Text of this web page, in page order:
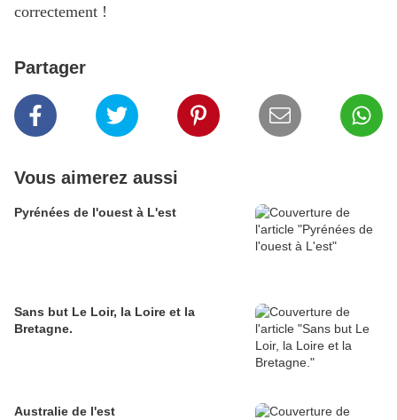
correctement !
Partager
Vous aimerez aussi
Pyrénées de l'ouest à L'est
Sans but Le Loir, la Loire et la
Bretagne.
Australie de l'est